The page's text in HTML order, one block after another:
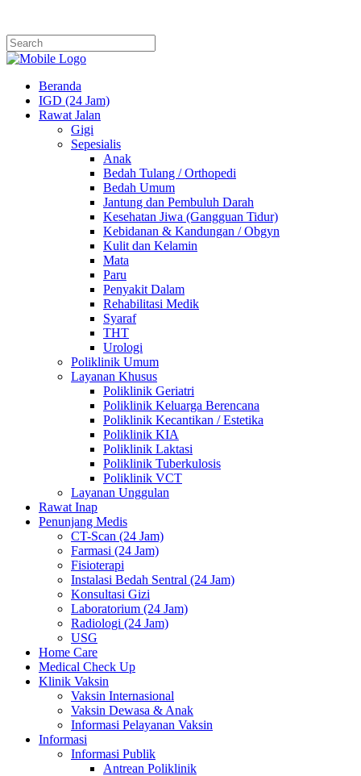
Beranda
IGD (24 Jam)
Rawat Jalan
Gigi
Sepesialis
Anak
Bedah Tulang / Orthopedi
Bedah Umum
Jantung dan Pembuluh Darah
Kesehatan Jiwa (Gangguan Tidur)
Kebidanan & Kandungan / Obgyn
Kulit dan Kelamin
Mata
Paru
Penyakit Dalam
Rehabilitasi Medik
Syaraf
THT
Urologi
Poliklinik Umum
Layanan Khusus
Poliklinik Geriatri
Poliklinik Keluarga Berencana
Poliklinik Kecantikan / Estetika
Poliklinik KIA
Poliklinik Laktasi
Poliklinik Tuberkulosis
Poliklinik VCT
Layanan Unggulan
Rawat Inap
Penunjang Medis
CT-Scan (24 Jam)
Farmasi (24 Jam)
Fisioterapi
Instalasi Bedah Sentral (24 Jam)
Konsultasi Gizi
Laboratorium (24 Jam)
Radiologi (24 Jam)
USG
Home Care
Medical Check Up
Klinik Vaksin
Vaksin Internasional
Vaksin Dewasa & Anak
Informasi Pelayanan Vaksin
Informasi
Informasi Publik
Antrean Poliklinik